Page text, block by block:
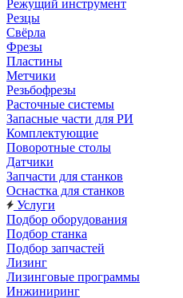
Режущий инструмент
Резцы
Свёрла
Фрезы
Пластины
Метчики
Резьбофрезы
Расточные системы
Запасные части для РИ
Комплектующие
Поворотные столы
Датчики
Запчасти для станков
Оснастка для станков
Услуги
Подбор оборудования
Подбор станка
Подбор запчастей
Лизинг
Лизинговые программы
Инжиниринг